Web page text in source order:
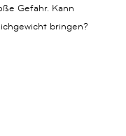
Gefahr. Kann
bringen?